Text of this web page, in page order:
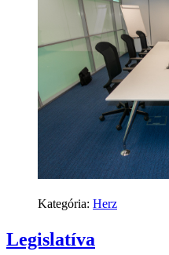
Kategória: Herz
Legislatíva